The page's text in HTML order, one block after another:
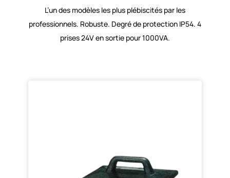
L’un des modèles les plus plébiscités par les
professionnels. Robuste. Degré de protection IP54. 4
prises 24V en sortie pour 1000VA.